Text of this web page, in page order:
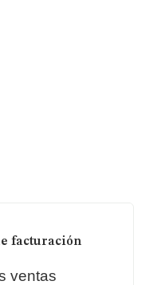
facturación
ventas